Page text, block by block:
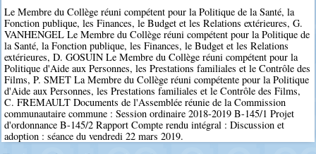
Le Membre du Collège réuni compétent pour la Politique de la Santé, la
Fonction publique, les Finances, le Budget et les Relations extérieures, G.
VANHENGEL Le Membre du Collège réuni compétent pour la Politique de
la Santé, la Fonction publique, les Finances, le Budget et les Relations
extérieures, D. GOSUIN Le Membre du Collège réuni compétent pour la
Politique d'Aide aux Personnes, les Prestations familiales et le Contrôle des
Films, P. SMET La Membre du Collège réuni compétente pour la Politique
d'Aide aux Personnes, les Prestations familiales et le Contrôle des Films,
C. FREMAULT Documents de l'Assemblée réunie de la Commission
communautaire commune : Session ordinaire 2018-2019 B-145/1 Projet
d'ordonnance B-145/2 Rapport Compte rendu intégral : Discussion et
adoption : séance du vendredi 22 mars 2019.